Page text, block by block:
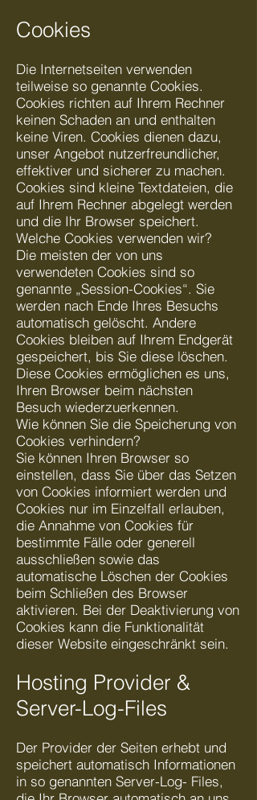
Cookies
Die Internetseiten verwenden
teilweise so genannte Cookies.
Cookies richten auf Ihrem Rechner
keinen Schaden an und enthalten
keine Viren. Cookies dienen dazu,
unser Angebot nutzerfreundlicher,
effektiver und sicherer zu machen.
Cookies sind kleine Textdateien, die
auf Ihrem Rechner abgelegt werden
und die Ihr Browser speichert.
Welche Cookies verwenden wir?
Die meisten der von uns
verwendeten Cookies sind so
genannte „Session-Cookies“. Sie
werden nach Ende Ihres Besuchs
automatisch gelöscht. Andere
Cookies bleiben auf Ihrem Endgerät
gespeichert, bis Sie diese löschen.
Diese Cookies ermöglichen es uns,
Ihren Browser beim nächsten
Besuch wiederzuerkennen.
Wie können Sie die Speicherung von
Cookies verhindern?
Sie können Ihren Browser so
einstellen, dass Sie über das Setzen
von Cookies informiert werden und
Cookies nur im Einzelfall erlauben,
die Annahme von Cookies für
bestimmte Fälle oder generell
ausschließen sowie das
automatische Löschen der Cookies
beim Schließen des Browser
aktivieren. Bei der Deaktivierung von
Cookies kann die Funktionalität
dieser Website eingeschränkt sein.
Hosting Provider &
Server-Log-Files
Der Provider der Seiten erhebt und
speichert automatisch Informationen
in so genannten Server-Log- Files,